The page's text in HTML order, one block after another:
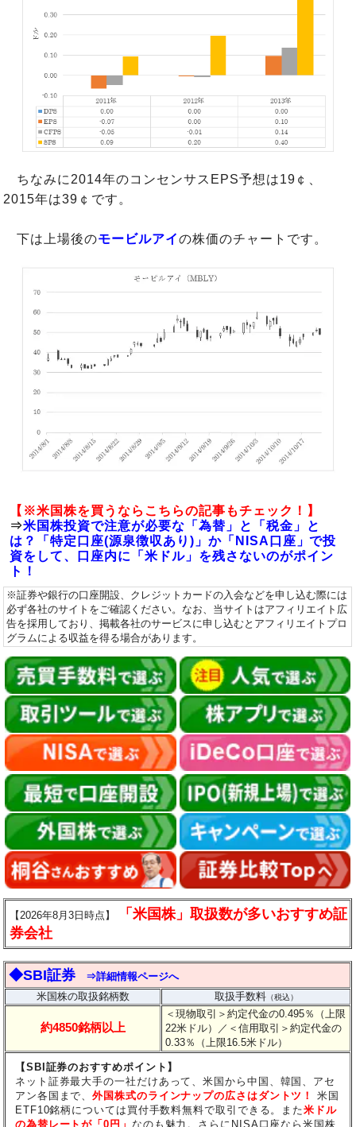
ちなみに2014年のコンセンサスEPS予想は19￠、
2015年は39￠です。
下は上場後のモービルアイの株価のチャートです。
【※米国株を買うならこちらの記事もチェック！】
⇒米国株投資で注意が必要な「為替」と「税金」と
は？「特定口座(源泉徴収あり)」か「NISA口座」で投
資をして、口座内に「米ドル」を残さないのがポイン
ト！
※証券や銀行の口座開設、クレジットカードの入会などを申し込む際には
必ず各社のサイトをご確認ください。なお、当サイトはアフィリエイト広
告を採用しており、掲載各社のサービスに申し込むとアフィリエイトプロ
グラムによる収益を得る場合があります。
【2026年8月3日時点】
「米国株」取扱数が多いおすすめ証
券会社
◆SBI証券
⇒詳細情報ページへ
米国株の取扱銘柄数
取扱手数料（税込）
約4850銘柄以上
＜現物取引＞約定代金の0.495％（上限
22米ドル）
／＜信用取引＞約定代金の
0.33％（上限16.5米ドル）
【SBI証券のおすすめポイント】
ネット証券最大手の一社だけあって、米国から中国、韓国、アセ
アン各国まで、外国株式のラインナップの広さはダントツ！
米国
ETF10銘柄については買付手数料無料で取引できる。また米ドル
の為替レートが「0円」 なのも魅力。さらにNISA口座なら米国株